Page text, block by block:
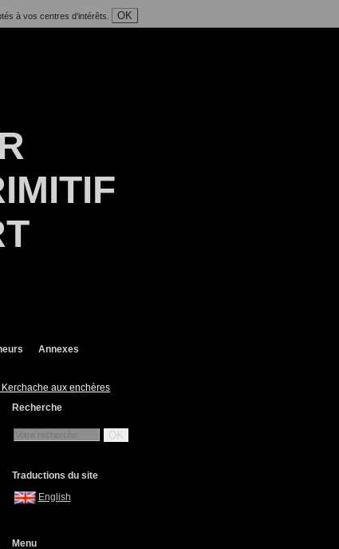
à vos centres d'intérêts. OK
Annexes
aux enchères
Recherche
OK
Traductions du site
English
Menu